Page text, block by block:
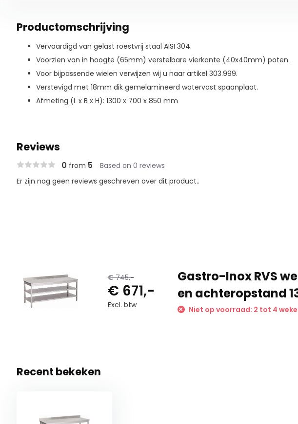
Productomschrijving
Vervaardigd van gelast roestvrij staal AISI 304.
Voorzien van in hoogte (65mm) verstelbare vierkante (40x40mm) poten.
Voor bijpassende wielen verwijzen wij u naar artikel 303.999.
Verstevigd met 18mm dik gemelamineerd watervast spaanplaat.
Afmeting (L x B x H): 1300 x 700 x 850 mm
Reviews
0 from 5 Based on 0 reviews
Er zijn nog geen reviews geschreven over dit product..
€ 745,-
€ 671,-
Excl. btw
Gastro-Inox RVS
en achteropstand
Niet op voorraad: 2 tot 4
Recent bekeken